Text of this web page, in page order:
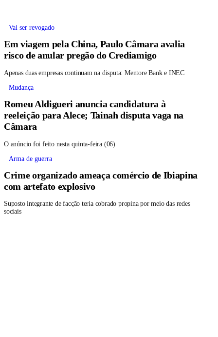
Vai ser revogado
Em viagem pela China, Paulo Câmara avalia
risco de anular pregão do Crediamigo
Apenas duas empresas continuam na disputa: Mentore Bank e INEC
Mudança
Romeu Aldigueri anuncia candidatura à
reeleição para Alece; Tainah disputa vaga na
Câmara
O anúncio foi feito nesta quinta-feira (06)
Arma de guerra
Crime organizado ameaça comércio de Ibiapina
com artefato explosivo
Suposto integrante de facção teria cobrado propina por meio das redes
sociais